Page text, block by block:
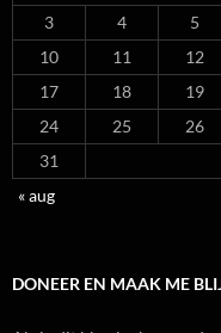
3
4 5
10
11 12
17
18 19
24
25 26
31
« aug
DONEER EN MAAK ME